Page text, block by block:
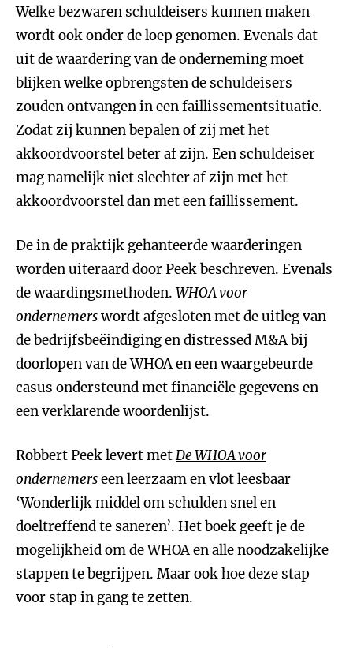
Welke bezwaren schuldeisers kunnen maken
wordt ook onder de loep genomen. Evenals dat
uit de waardering van de onderneming moet
blijken welke opbrengsten de schuldeisers
zouden ontvangen in een faillissementsituatie.
Zodat zij kunnen bepalen of zij met het
akkoordvoorstel beter af zijn. Een schuldeiser
mag namelijk niet slechter af zijn met het
akkoordvoorstel dan met een faillissement.
De in de praktijk gehanteerde waarderingen
worden uiteraard door Peek beschreven. Evenals
de waardingsmethoden. WHOA voor
ondernemerswordt afgesloten met de uitleg van
de bedrijfsbeëindiging en distressed M&A bij
doorlopen van de WHOA en een waargebeurde
casus ondersteund met financiële gegevens en
een verklarende woordenlijst.
Robbert Peek levert metDe WHOA voor
ondernemerseen leerzaam en vlot leesbaar
‘Wonderlijk middel om schulden snel en
doeltreffend te saneren’. Het boek geeft je de
mogelijkheid om de WHOA en alle noodzakelijke
stappen te begrijpen. Maar ook hoe deze stap
voor stap in gang te zetten.